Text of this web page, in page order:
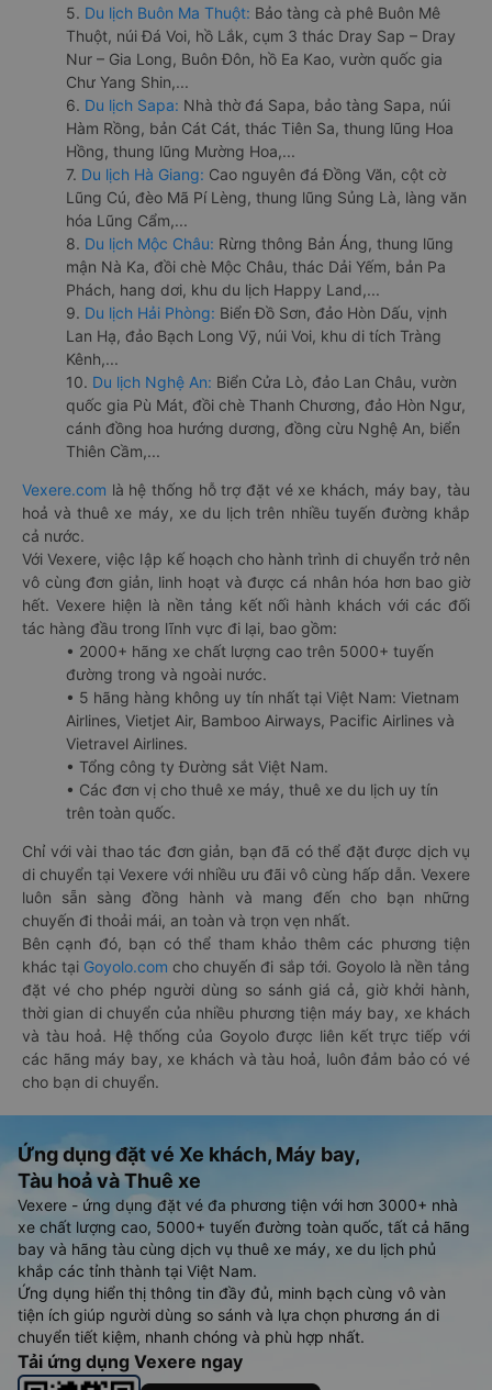
5. Du lịch Buôn Ma Thuột: Bảo tàng cà phê Buôn Mê
Thuột, núi Đá Voi, hồ Lắk, cụm 3 thác Dray Sap – Dray
Nur – Gia Long, Buôn Đôn, hồ Ea Kao, vườn quốc gia
Chư Yang Shin,...
6. Du lịch Sapa: Nhà thờ đá Sapa, bảo tàng Sapa, núi
Hàm Rồng, bản Cát Cát, thác Tiên Sa, thung lũng Hoa
Hồng, thung lũng Mường Hoa,...
7. Du lịch Hà Giang: Cao nguyên đá Đồng Văn, cột cờ
Lũng Cú, đèo Mã Pí Lèng, thung lũng Sủng Là, làng văn
hóa Lũng Cẩm,...
8. Du lịch Mộc Châu: Rừng thông Bản Áng, thung lũng
mận Nà Ka, đồi chè Mộc Châu, thác Dải Yếm, bản Pa
Phách, hang dơi, khu du lịch Happy Land,...
9. Du lịch Hải Phòng: Biển Đồ Sơn, đảo Hòn Dấu, vịnh
Lan Hạ, đảo Bạch Long Vỹ, núi Voi, khu di tích Tràng
Kênh,...
10. Du lịch Nghệ An: Biển Cửa Lò, đảo Lan Châu, vườn
quốc gia Pù Mát, đồi chè Thanh Chương, đảo Hòn Ngư,
cánh đồng hoa hướng dương, đồng cừu Nghệ An, biển
Thiên Cầm,...
Vexere.com là hệ thống hỗ trợ đặt vé xe khách, máy bay, tàu
hoả và thuê xe máy, xe du lịch trên nhiều tuyến đường khắp
cả nước.
Với Vexere, việc lập kế hoạch cho hành trình di chuyển trở nên
vô cùng đơn giản, linh hoạt và được cá nhân hóa hơn bao giờ
hết. Vexere hiện là nền tảng kết nối hành khách với các đối
tác hàng đầu trong lĩnh vực đi lại, bao gồm:
• 2000+ hãng xe chất lượng cao trên 5000+ tuyến
đường trong và ngoài nước.
• 5 hãng hàng không uy tín nhất tại Việt Nam: Vietnam
Airlines, Vietjet Air, Bamboo Airways, Pacific Airlines và
Vietravel Airlines.
• Tổng công ty Đường sắt Việt Nam.
• Các đơn vị cho thuê xe máy, thuê xe du lịch uy tín
trên toàn quốc.
Chỉ với vài thao tác đơn giản, bạn đã có thể đặt được dịch vụ
di chuyển tại Vexere với nhiều ưu đãi vô cùng hấp dẫn. Vexere
luôn sẵn sàng đồng hành và mang đến cho bạn những
chuyến đi thoải mái, an toàn và trọn vẹn nhất.
Bên cạnh đó, bạn có thể tham khảo thêm các phương tiện
khác tại Goyolo.com cho chuyến đi sắp tới. Goyolo là nền tảng
đặt vé cho phép người dùng so sánh giá cả, giờ khởi hành,
thời gian di chuyển của nhiều phương tiện máy bay, xe khách
và tàu hoả. Hệ thống của Goyolo được liên kết trực tiếp với
các hãng máy bay, xe khách và tàu hoả, luôn đảm bảo có vé
cho bạn di chuyển.
Ứng dụng đặt vé Xe khách, Máy bay,
Tàu hoả và Thuê xe
Vexere - ứng dụng đặt vé đa phương tiện với hơn 3000+ nhà
xe chất lượng cao, 5000+ tuyến đường toàn quốc, tất cả hãng
bay và hãng tàu cùng dịch vụ thuê xe máy, xe du lịch phủ
khắp các tỉnh thành tại Việt Nam.
Ứng dụng hiển thị thông tin đầy đủ, minh bạch cùng vô vàn
tiện ích giúp người dùng so sánh và lựa chọn phương án di
chuyển tiết kiệm, nhanh chóng và phù hợp nhất.
Tải ứng dụng Vexere ngay